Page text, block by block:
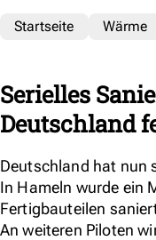
Startseite Wärme
Serielles
Deutschland
Deutschland hat nun
In Hameln wurde ein
Fertigbauteilen
An weiteren Piloten